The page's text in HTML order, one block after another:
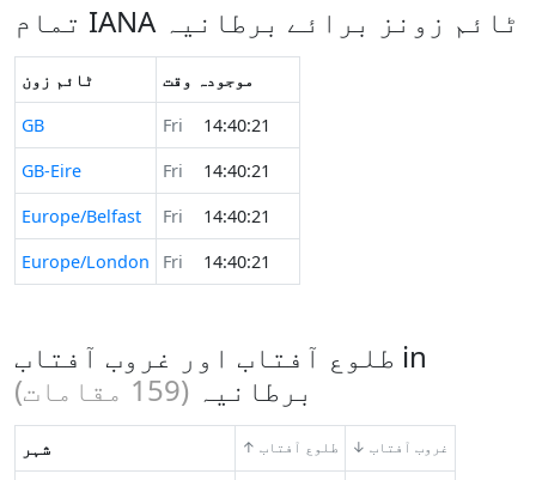
تمام IANA ٹائم زونز برائے برطانیہ
ٹائم زون
موجودہ وقت
GB
Fri
14:40:21
GB-Eire
Fri
14:40:21
Europe/Belfast
Fri
14:40:21
Europe/London
Fri 14:40:21
طلوع آفتاب اور غروب آفتاب in
برطانیہ (
159 مقامات)
شہر ↑ طلوع آفتاب ↓ غروب آفتاب